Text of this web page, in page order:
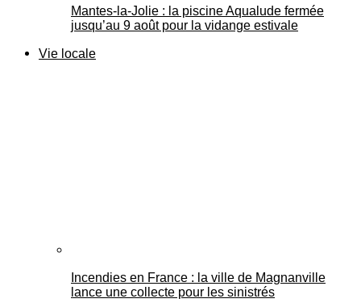
Mantes-la-Jolie : la piscine Aqualude fermée
jusqu’au 9 août pour la vidange estivale
Vie locale
Incendies en France : la ville de Magnanville
lance une collecte pour les sinistrés